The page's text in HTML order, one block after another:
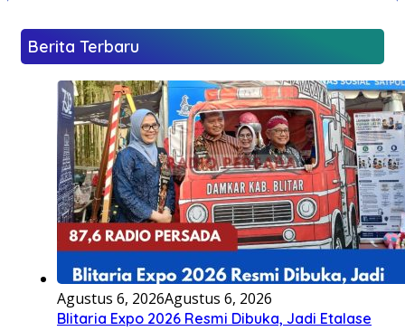
Berita Terbaru
Agustus 6, 2026Agustus 6, 2026
Blitaria Expo 2026 Resmi Dibuka, Jadi Etalase